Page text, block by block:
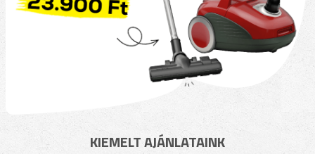
KIEMELT AJÁNLATAINK